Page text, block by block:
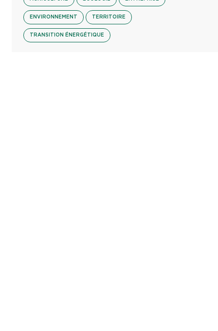
ENVIRONNEMENT TERRITOIRE
TRANSITION ÉNERGÉTIQUE